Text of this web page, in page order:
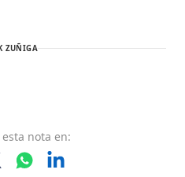
ZUÑIGA
esta nota en: